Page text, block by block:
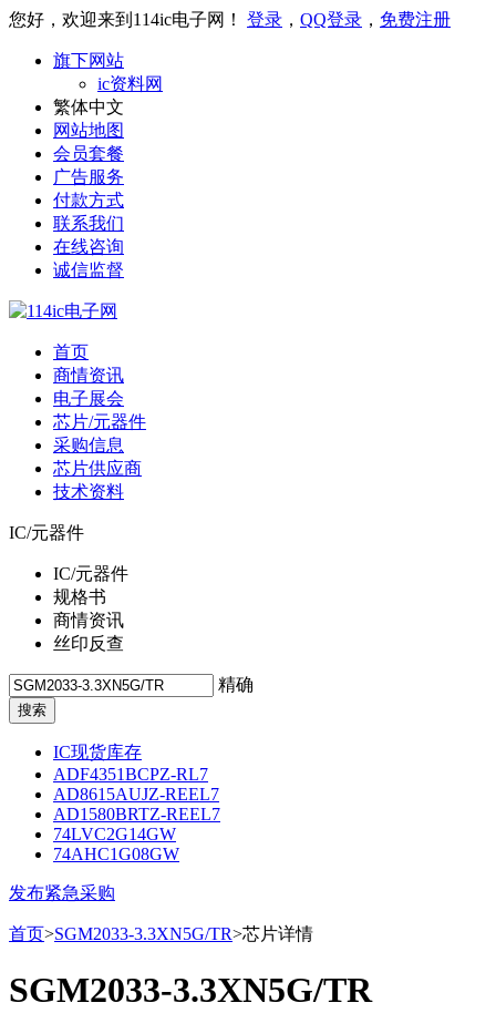
您好，欢迎来到114ic电子网！ 登录 ， QQ登录 ， 免费注册
旗下网站
ic资料网
繁体中文
网站地图
会员套餐
广告服务
付款方式
联系我们
在线咨询
诚信监督
首页
商情资讯
电子展会
芯片/元器件
采购信息
芯片供应商
技术资料
IC/元器件
IC/元器件
规格书
商情资讯
丝印反查
精确
IC现货库存
ADF4351BCPZ-RL7
AD8615AUJZ-REEL7
AD1580BRTZ-REEL7
74LVC2G14GW
74AHC1G08GW
发布紧急采购
首页>SGM2033-3.3XN5G/TR>芯片详情
SGM2033-3.3XN5G/TR